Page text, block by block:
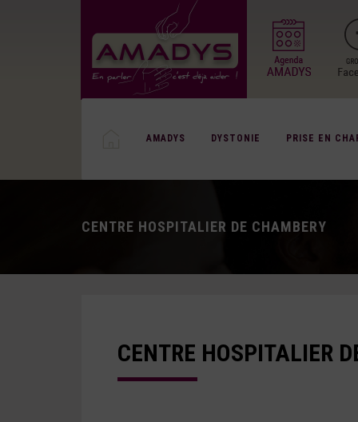
AMADYS DYSTONIE PRISE EN
CENTRE HOSPITALIER DE CHAMBERY
CENTRE HOSPITALIER